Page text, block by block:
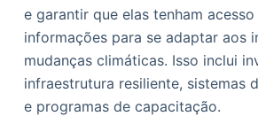
e garantir que elas tenham
informações para se adaptar aos
mudanças climáticas. Isso inclui
infraestrutura resiliente, sistemas
e programas de capacitação.